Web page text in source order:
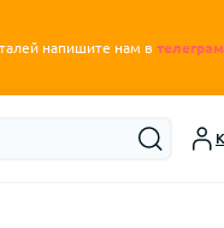
напишите нам в телеграм